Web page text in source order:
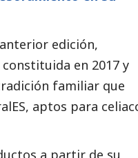
edición,
en 2017 y
familiar que
aptos para
a partir de su